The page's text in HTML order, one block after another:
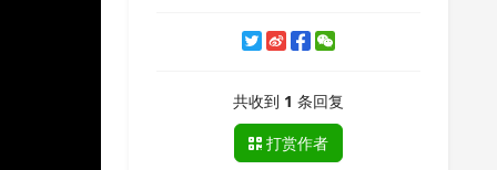
共收到 1 条回复
打赏作者